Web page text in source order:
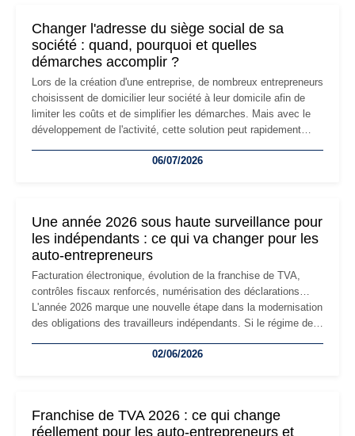
Changer l'adresse du siège social de sa
société : quand, pourquoi et quelles
démarches accomplir ?
Lors de la création d'une entreprise, de nombreux entrepreneurs
choisissent de domicilier leur société à leur domicile afin de
limiter les coûts et de simplifier les démarches. Mais avec le
développement de l'activité, cette solution peut rapidement
professionnels, recrutement, image de marque… Le
06/07/2026
Une année 2026 sous haute surveillance pour
les indépendants : ce qui va changer pour les
auto-entrepreneurs
Facturation électronique, évolution de la franchise de TVA,
contrôles fiscaux renforcés, numérisation des déclarations…
L'année 2026 marque une nouvelle étape dans la modernisation
des obligations des travailleurs indépendants. Si le régime de
les auto-entrepreneurs devront s'adapter à un environnement
02/06/2026
Franchise de TVA 2026 : ce qui change
réellement pour les auto-entrepreneurs et